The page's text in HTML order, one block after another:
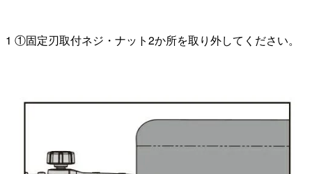
1 ①固定刃取付ネジ・ナット2か所を取り外してください。